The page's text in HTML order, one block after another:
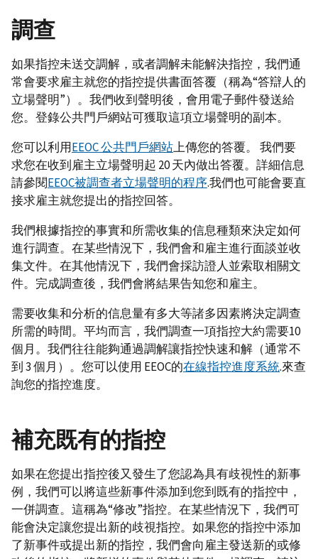
調查
如果指控未送交調解，或者調解未能解決指控，我們通
常會要求雇主就您的指控提供書面答覆（稱為“答辯人的
立場聲明”）。我們收到聲明後，會用電子郵件發送給
您。登錄公共門戶網站可獲取這項立場聲明的副本。
您可以利用EEOC 公共門戶網站上傳您的答覆。 我們要
求您在收到雇主立場聲明起 20 天內做出答覆。詳細信息
請參閱EEOC被調查者立場聲明的程序.我們也可能會要直
接求雇主就您提出的指控回答。
我們根據指控的事實和所需收集的信息種類來決定如何
進行調查。在某些情況下，我們會和雇主進行面談並收
集文件。在其他情況下，我們會採訪證人並索取相關文
件。完成調查後，我們會將結果告知您和雇主。
需要收集和分析的信息量有多大等諸多因素將決定調查
所需的時間。平均而言，我們調查一項指控大約需要10
個月。我們往往能夠通過調解讓指控快速和解（通常不
到 3 個月）。您可以使用 EEOC的在線指控進度系統.來查
詢您的指控進度。
補充既有的指控
如果在您提出指控後又發生了您認為具有歧視性的新事
例，我們可以將這些新事件添加到您到既有的指控中，
一併調查。這稱為“修改”指控。在某些情況下，我們可
能會決定讓您提出新的歧視指控。如果您的指控中添加
了新事件或提出新的指控，我們會向雇主發送新的或修